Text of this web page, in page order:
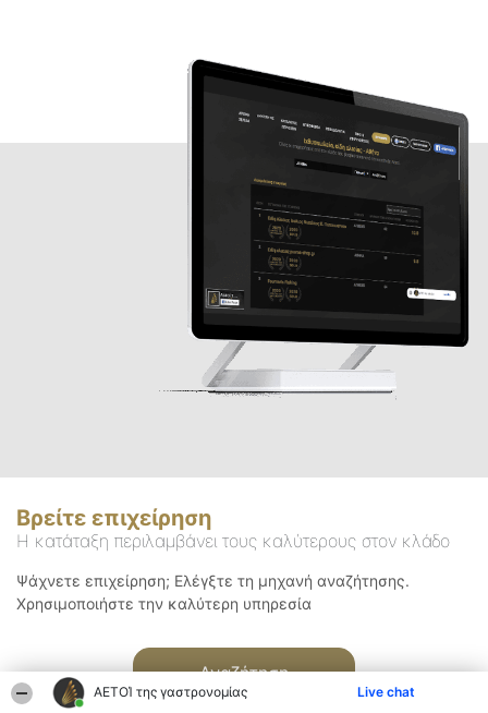
ΑΕΤΟΊ της γαστρονομίας Live chat
Βρείτε επιχείρηση
Η κατάταξη περιλαμβάνει τους καλύτερους στον κλάδο
Ψάχνετε επιχείρηση; Ελέγξτε τη μηχανή αναζήτησης.
Χρησιμοποιήστε την καλύτερη υπηρεσία
Αναζήτηση